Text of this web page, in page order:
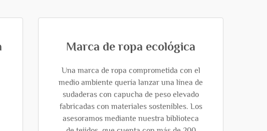
Marca de ropa ecológica
Una marca de ropa comprometida con el
medio ambiente quería lanzar una línea de
sudaderas con capucha de peso elevado
fabricadas con materiales sostenibles. Los
asesoramos mediante nuestra biblioteca